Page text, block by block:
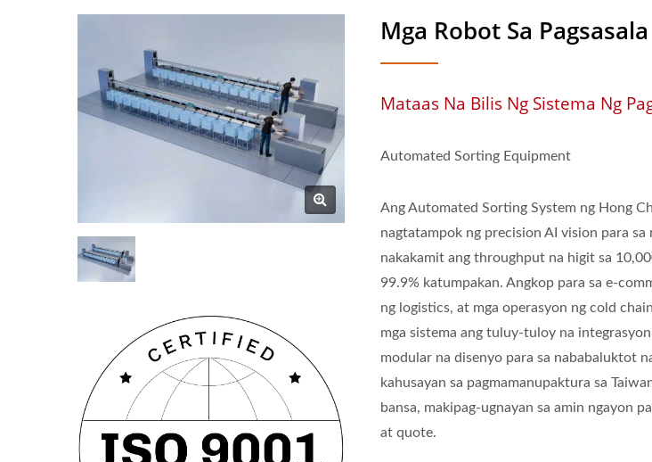
Mga Robot Sa Pagsasala
Mataas Na Bilis Ng Sistema Ng
Automated Sorting Equipment
Ang Automated Sorting System ng Hong
nagtatampok ng precision AI vision para sa
nakakamit ang throughput na higit sa
99.9% katumpakan. Angkop para sa e-
ng logistics, at mga operasyon ng cold
mga sistema ang tuluy-tuloy na
modular na disenyo para sa nababaluktot
kahusayan sa pagmamanupaktura sa
bansa, makipag-ugnayan sa amin ngayon
at quote.